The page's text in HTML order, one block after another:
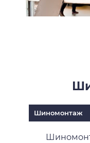
Шиномонтаж